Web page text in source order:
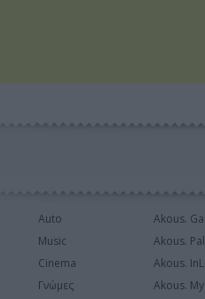
Auto
Music
Cinema
Γνώμες
Akous.
Akous.
Akous.
Akous.